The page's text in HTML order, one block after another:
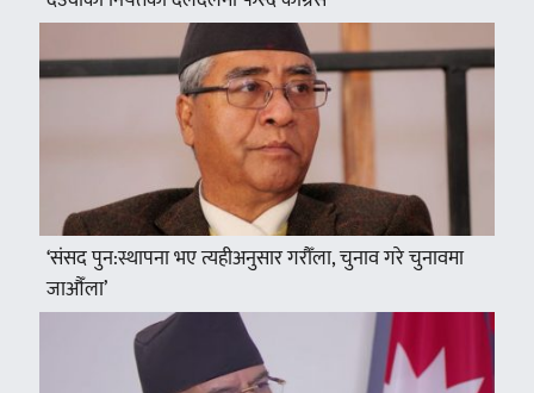
‘संसद पुन:स्थापना भए त्यहीअनुसार गरौँला, चुनाव गरे चुनावमा
जाऔँला’